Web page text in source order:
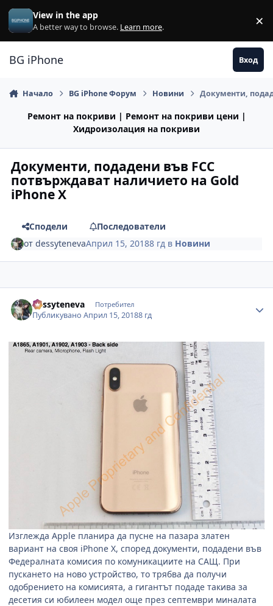
Премини към съдържанието
View in the app
A better way to browse. Learn more. ×
BG iPhone Вход
Начало BG iPhone Форум Новини Документи,
Ремонт на покриви | Ремонт на покриви цени |
Хидроизолация на покриви
Документи, подадени във FCC
потвърждават наличието на Gold
iPhone X
Сподели
Последователи
отdessytenevaАприл 15, 20188 гд в Новини
dessyteneva Потребител
ПубликуваноАприл 15, 20188 гд
Изглежда Apple планира да пусне на пазара златен
вариант на своя iPhone X, според документи, подадени във
Федералната комисия по комуникациите на САЩ. При
пускането на ново устройство, то трябва да получи
одобрението на комисията, а гигантът подаде такива за
десетия си юбилеен модел още през септември миналата